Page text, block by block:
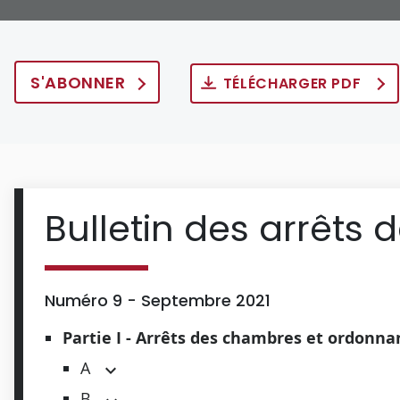
S'ABONNER TÉLÉCHARGER PDF
Bulletin des arrêts
Numéro 9 - Septembre 2021
Partie I - Arrêts des chambres et
A